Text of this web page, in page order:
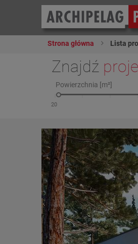
Strona główna Lista
Znajdź
Powierzchnia [m²]